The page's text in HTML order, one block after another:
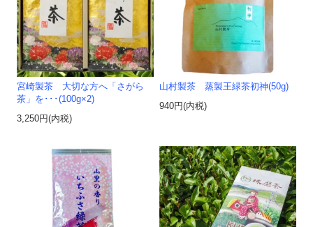
宮崎製茶 大切な方へ「さがら
茶」を･･･(100g×2)
3,250円(内税)
山村製茶 蒸製王緑茶初神(50g)
940円(内税)